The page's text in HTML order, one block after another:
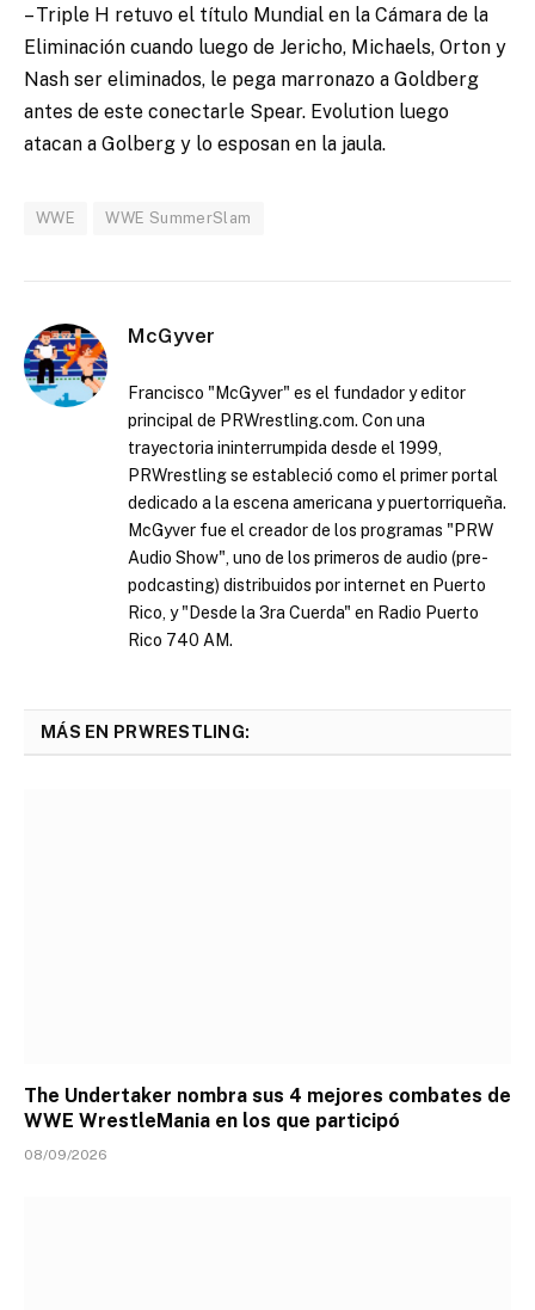
– Triple H retuvo el título Mundial en la Cámara de la
Eliminación cuando luego de Jericho, Michaels, Orton y
Nash ser eliminados, le pega marronazo a Goldberg
antes de este conectarle Spear. Evolution luego
atacan a Golberg y lo esposan en la jaula.
WWE WWE SummerSlam
McGyver
Francisco "McGyver" es el fundador y editor
principal de PRWrestling.com. Con una
trayectoria ininterrumpida desde el 1999,
PRWrestling se estableció como el primer portal
dedicado a la escena americana y puertorriqueña.
McGyver fue el creador de los programas "PRW
Audio Show", uno de los primeros de audio (pre-
podcasting) distribuidos por internet en Puerto
Rico, y "Desde la 3ra Cuerda" en Radio Puerto
Rico 740 AM.
MÁS EN PRWRESTLING:
The Undertaker nombra sus 4 mejores combates de
WWE WrestleMania en los que participó
08/09/2026